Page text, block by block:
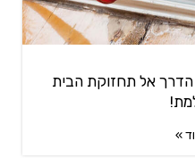
הדרך אל תחזוקת הבית
»